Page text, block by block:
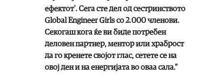
ефектот’. Сега сте дел од сестринството
Global Engineer Girls со 2.000 членови.
Секогаш кога ќе ви биде потребен
деловен партнер, ментор или храброст
да го кренете својот глас, сетете се на
овој ден и на енергијата во оваа сала.“